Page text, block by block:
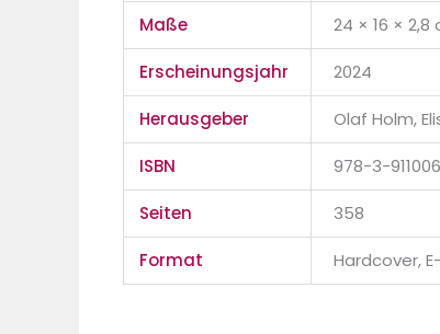
Maße 24 × 16 × 2,8
Erscheinungsjahr 2024
Herausgeber Olaf Holm,
ISBN 978-3-
Seiten 358
Format Hardcover,